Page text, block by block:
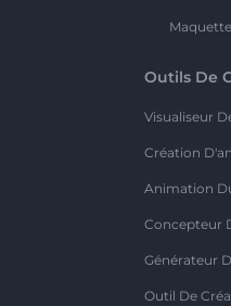
Maquette
Outils De
Visualiseur
Création
Animation
Concepteur
Générateur
Outil De